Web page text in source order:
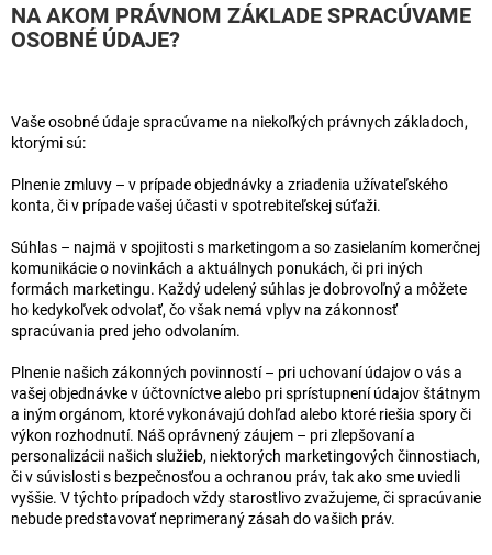
NA AKOM PRÁVNOM ZÁKLADE SPRACÚVAME
OSOBNÉ ÚDAJE?
Vaše osobné údaje spracúvame na niekoľkých právnych základoch,
ktorými sú:
Plnenie zmluvy – v prípade objednávky a zriadenia užívateľského
konta, či v prípade vašej účasti v spotrebiteľskej súťaži.
Súhlas – najmä v spojitosti s marketingom a so zasielaním komerčnej
komunikácie o novinkách a aktuálnych ponukách, či pri iných
formách marketingu. Každý udelený súhlas je dobrovoľný a môžete
ho kedykoľvek odvolať, čo však nemá vplyv na zákonnosť
spracúvania pred jeho odvolaním.
Plnenie našich zákonných povinností – pri uchovaní údajov o vás a
vašej objednávke v účtovníctve alebo pri sprístupnení údajov štátnym
a iným orgánom, ktoré vykonávajú dohľad alebo ktoré riešia spory či
výkon rozhodnutí. Náš oprávnený záujem – pri zlepšovaní a
personalizácii našich služieb, niektorých marketingových činnostiach,
či v súvislosti s bezpečnosťou a ochranou práv, tak ako sme uviedli
vyššie. V týchto prípadoch vždy starostlivo zvažujeme, či spracúvanie
nebude predstavovať neprimeraný zásah do vašich práv.